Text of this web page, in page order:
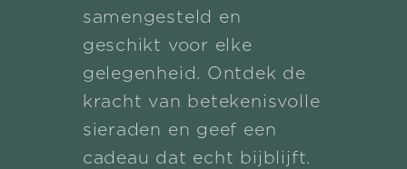
samengesteld en
geschikt voor elke
gelegenheid. Ontdek de
kracht van betekenisvolle
sieraden en geef een
cadeau dat echt bijblijft.